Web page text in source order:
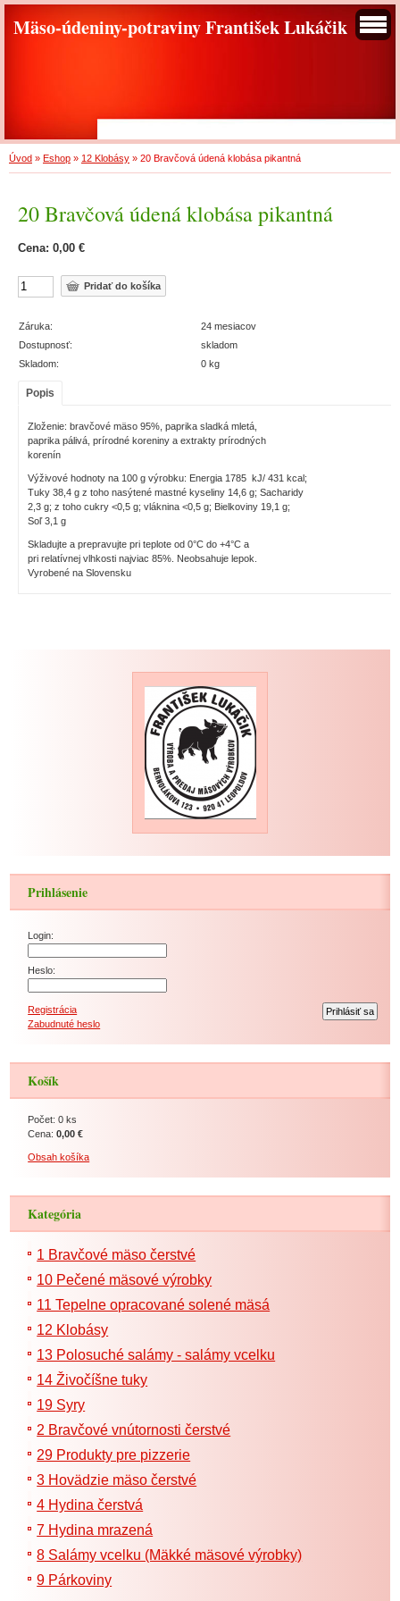
Mäso-údeniny-potraviny František Lukáčik
Úvod » Eshop » 12 Klobásy » 20 Bravčová údená klobása pikantná
20 Bravčová údená klobása pikantná
Cena: 0,00 €
Záruka:
24 mesiacov
Dostupnosť:
skladom
Skladom:
0 kg
Popis
Zloženie: bravčové mäso 95%, paprika sladká mletá,
paprika pálivá, prírodné koreniny a extrakty prírodných
korenín
Výživové hodnoty na 100 g výrobku: Energia 1785 kJ/ 431 kcal;
Tuky 38,4 g z toho nasýtené mastné kyseliny 14,6 g; Sacharidy
2,3 g; z toho cukry <0,5 g; vláknina <0,5 g; Bielkoviny 19,1 g;
Soľ 3,1 g
Skladujte a prepravujte pri teplote od 0°C do +4°C a
pri relatívnej vlhkosti najviac 85%. Neobsahuje lepok.
Vyrobené na Slovensku
Prihlásenie
Login:
Heslo:
Registrácia
Zabudnuté heslo
Košík
Počet: 0 ks
Cena:0,00 €
Obsah košíka
Kategória
1 Bravčové mäso čerstvé
10 Pečené mäsové výrobky
11 Tepelne opracované solené mäsá
12 Klobásy
13 Polosuché salámy - salámy vcelku
14 Živočíšne tuky
19 Syry
2 Bravčové vnútornosti čerstvé
29 Produkty pre pizzerie
3 Hovädzie mäso čerstvé
4 Hydina čerstvá
7 Hydina mrazená
8 Salámy vcelku (Mäkké mäsové výrobky)
9 Párkoviny